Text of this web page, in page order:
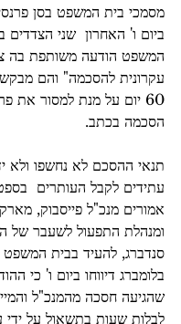
מסמכי בית המשפט בסן
ביום ו' האחרון  שני הצדדים
המשפט הודעה משותפת בה
עקרונית להסכמה" והם
60 יום על מנת למסור את
הסכמה בכתב.
תנאי ההסכם לא נחשפו ולא
עתידים לקבל העותרים
אמורים מנכ"ל פייסבוק,
ומנהלת התפעול לשעבר של
סנדברג, להעיד בבית
בלומברג דיווחו ביום ו' כי
שהגיעה חסכה מהמנכ"ל
לבלות שעות בתשאול על ידי